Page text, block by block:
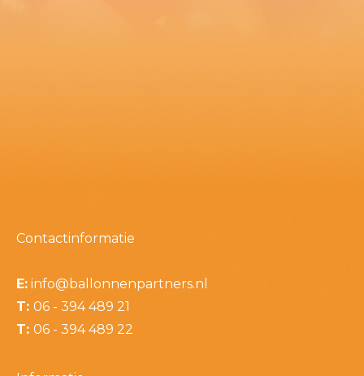
Contactinformatie
E: info@ballonnenpartners.nl
T: 06 - 394 489 21
T: 06 - 394 489 22